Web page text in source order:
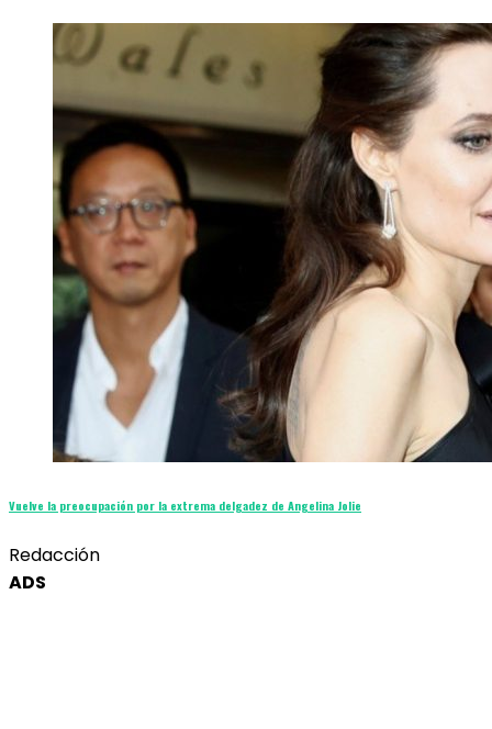
Vuelve la preocupación por la extrema delgadez de Angelina Jolie
Redacción
ADS